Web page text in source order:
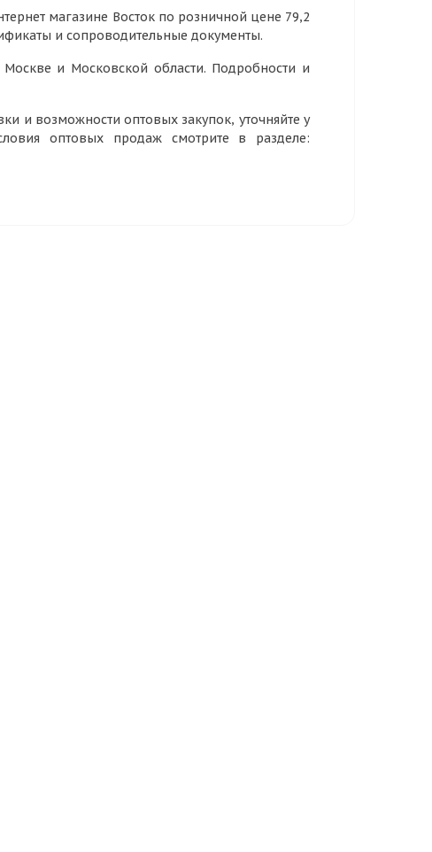
магазине Восток по розничной цене 79,2
и сопроводительные документы.
и Московской области. Подробности и
и возможности оптовых закупок, уточняйте у
оптовых продаж смотрите в разделе: